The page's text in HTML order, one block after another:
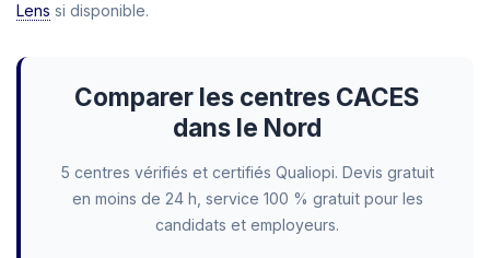
Lens si disponible.
Comparer les centres CACES
dans le Nord
5 centres vérifiés et certifiés Qualiopi. Devis gratuit
en moins de 24 h, service 100 % gratuit pour les
candidats et employeurs.